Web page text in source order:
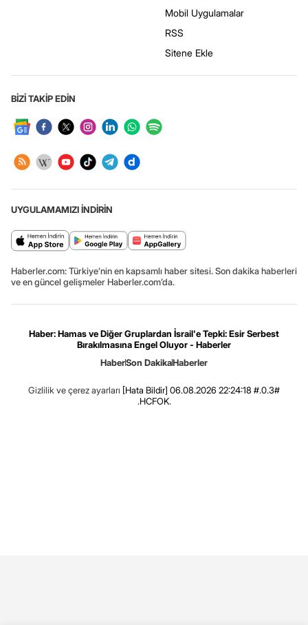
Mobil Uygulamalar
RSS
Sitene Ekle
BİZİ TAKİP EDİN
UYGULAMAMIZI İNDİRİN
Haberler.com: Türkiye’nin en kapsamlı haber sitesi. Son dakika haberleri
ve en güncel gelişmeler Haberler.com’da.
Haber: Hamas ve Diğer Gruplardan İsrail'e Tepki: Esir Serbest
Bırakılmasına Engel Oluyor - Haberler
HaberSon DakikaHaberler
Gizlilik ve çerez ayarları [Hata Bildir] 06.08.2026 22:24:18 #.0.3#
.HCFOK.